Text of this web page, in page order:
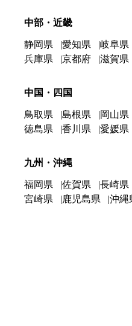
中部・近畿
静岡県 愛知県 岐阜県
兵庫県
京都府 滋賀県
中国・四国
鳥取県 島根県 岡山県
徳島県
香川県 愛媛県
九州・沖縄
福岡県 佐賀県 長崎県
宮崎県
鹿児島県 沖縄